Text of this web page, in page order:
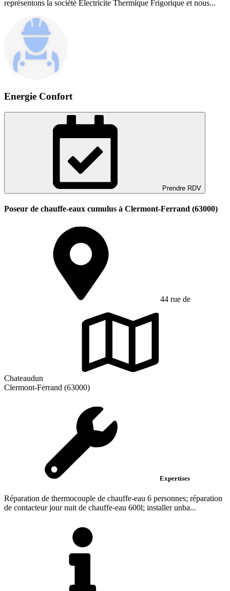
représentons la société Electricite Thermique Frigorique et nous...
Energie Confort
Prendre RDV
Poseur de chauffe-eaux cumulus à Clermont-Ferrand (63000)
44 rue de
Chateaudun
Clermont-Ferrand (63000)
Expertises
Réparation de thermocouple de chauffe-eau 6 personnes; réparation
de contacteur jour nuit de chauffe-eau 600l; installer unba...